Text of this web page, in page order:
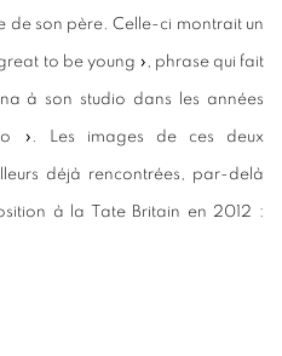
de son père. Celle-ci montrait un
to be young », phrase qui fait
à son studio dans les années
». Les images de ces deux
déjà rencontrées, par-delà
à la Tate Britain en 2012 :